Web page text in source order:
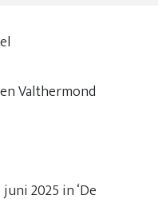
Valthermond
2025 in ‘De